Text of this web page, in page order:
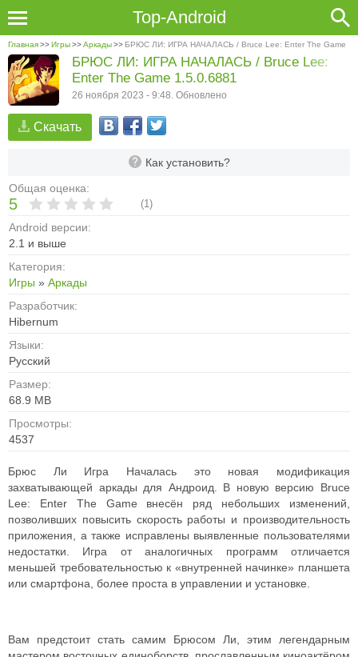
Top-Android
Главная>>Игры>>Аркады>> БРЮС ЛИ: ИГРА НАЧАЛАСЬ / Bruce Lee: Enter The Game
Скачать
Как установить?
Общая оценка:
5 (1)
Android версии:
2.1 и выше
Категория:
Игры » Аркады
Разработчик:
Hibernum
Языки:
Русский
Размер:
68.9 MB
Просмотры:
4537
БРЮС ЛИ: ИГРА НАЧАЛАСЬ / Bruce Lee:
Enter The Game 1.5.0.6881
26 ноября 2023 - 9:48. Обновлено
Брюс Ли Игра Началась это новая модификация
захватывающей аркады для Андроид. В новую версию Bruce
Lee: Enter The Game внесён ряд небольших изменений,
позволивших повысить скорость работы и производительность
приложения, а также исправлены выявленные пользователями
недостатки. Игра от аналогичных программ отличается
меньшей требовательностью к «внутренней начинке» планшета
или смартфона, более проста в управлении и установке.
Вам предстоит стать самим Брюсом Ли, этим легендарным